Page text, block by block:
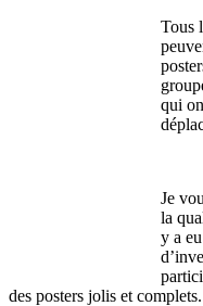
Tous
qui
Je
la
y a
des posters jolis et complets.